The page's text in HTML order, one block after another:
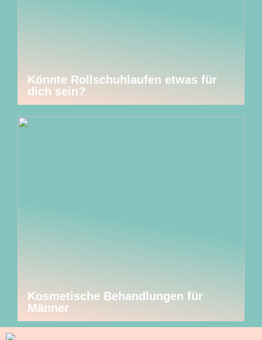
Könnte Rollschuhlaufen etwas für
dich sein?
Kosmetische Behandlungen für
Männer